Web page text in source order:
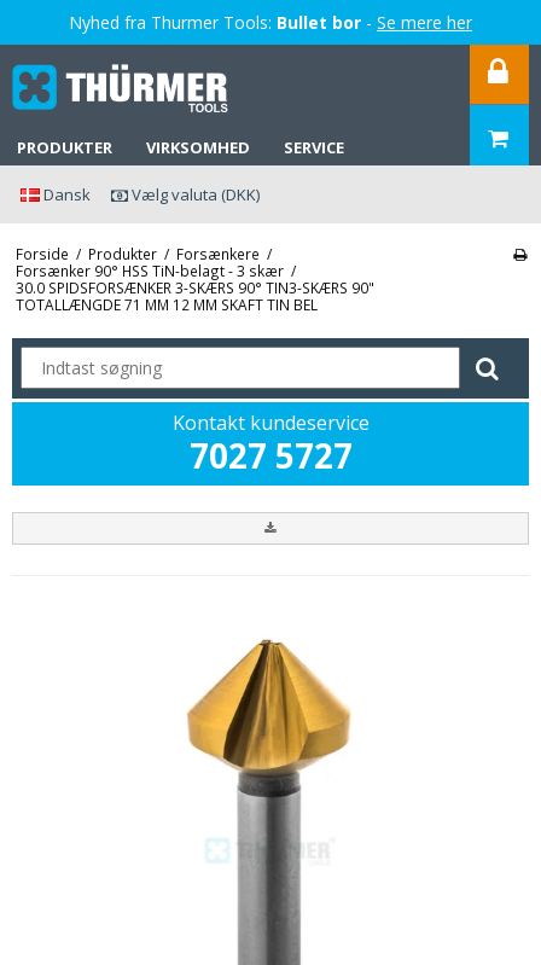
Nyhed fra Thurmer Tools: Bullet bor - Se mere her
SERVICE
VIRKSOMHED
PRODUKTER
Dansk Vælg valuta (DKK)
Forside / Produkter / Forsænkere /
Forsænker 90° HSS TiN-belagt - 3 skær /
30.0 SPIDSFORSÆNKER 3-SKÆRS 90° TIN3-SKÆRS 90"
TOTALLÆNGDE 71 MM 12 MM SKAFT TIN BEL
Kontakt kundeservice
7027 5727